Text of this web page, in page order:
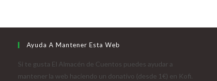
Ayuda A Mantener Esta Web
Si te gusta El Almacén de Cuentos puedes ayudar a
mantener la web haciendo un donativo (desde 1€) en Kofi.